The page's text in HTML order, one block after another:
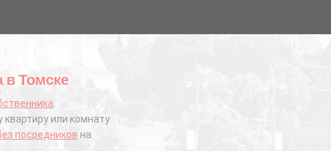
в Томске
или комнату
посредников на